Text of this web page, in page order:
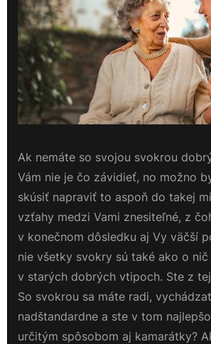
Ak nemáte so svojou svokrou
Vám nie je čo závidieť, no možno
skúsiť napraviť to aspoň do takej
vzťahy medzi Vami znesiteľné, z
v konečnom dôsledku aj Vy väčší
nie všetky svokry sú také ako o
v starých dobrých vtipoch. Ste z
So svokrou sa máte radi,
nadštandardne a ste v tom
určitým spôsobom aj kamarátky?